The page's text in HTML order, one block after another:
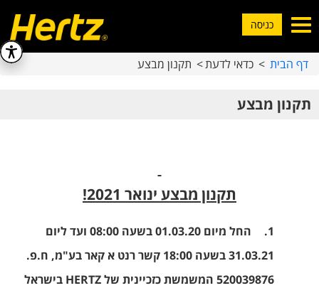
Toggle
navigation
כניסה
דף הבית כדאי לדעת תקנון מבצע
תקנון מבצע
תקנון מבצע ינואר 2021!
1.
החל מיום 01.03.20 בשעה 08:00 ועד ליום
31.03.21 בשעה 18:00 קשר רנט א קאר בע"מ, ח.פ.
520039876 המשמשת כזכיינית של
HERTZ בישראל